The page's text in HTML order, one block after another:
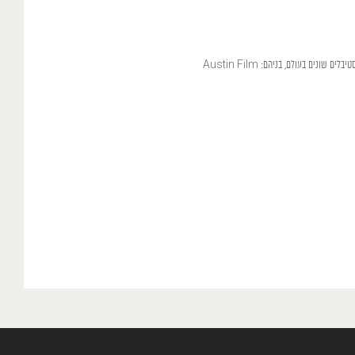
זכה בפרס הסרט הטוב ביותר בפסטיבל Long Short (יולי 2019), באזכור מיוחד מטעם השופטים בפסטיבל Sydney Short Film Festival והוקרן בפסטיבלים שונים בעולם, בניהם: Austin Film